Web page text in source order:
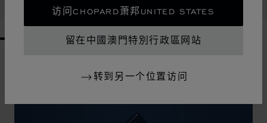
访问CHOPARD萧邦UNITED STATES
留在中國澳門特別行政區网站
转到另一个位置访问
GO TO SLIDE 1GO TO SLIDE 2
GO TO SLIDE 3
GO TO SLIDE 4
GO TO SLIDE 5
GO TO SLIDE 6
GO TO SLIDE 7
GO TO SLIDE 8
GO TO SLIDE 9
GO TO SLIDE 10